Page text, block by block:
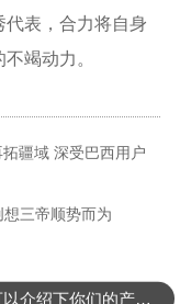
代表，合力将自身
竭动力。
疆域 深受巴西用户
三帝顺势而为
可以介绍下你们的产品么